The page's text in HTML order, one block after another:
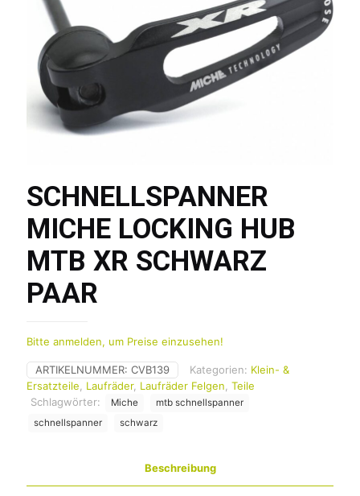
SCHNELLSPANNER
MICHE LOCKING HUB
MTB XR SCHWARZ
PAAR
Bitte anmelden, um Preise einzusehen!
ARTIKELNUMMER: CVB139 Kategorien: Klein- &
Ersatzteile
Laufräder, Laufräder Felgen Teile
Schlagwörter:
Miche
mtb schnellspanner
schnellspanner
schwarz
Beschreibung